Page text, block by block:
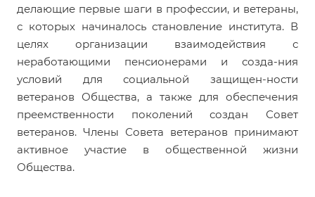
делающие первые шаги в профессии, и ветераны,
с которых начиналось становление института. В
целях организации взаимодействия с
неработающими пенсионерами и созда-ния
условий для социальной защищен-ности
ветеранов Общества, а также для обеспечения
преемственности поколений создан Совет
ветеранов. Члены Совета ветеранов принимают
активное участие в общественной жизни
Общества.